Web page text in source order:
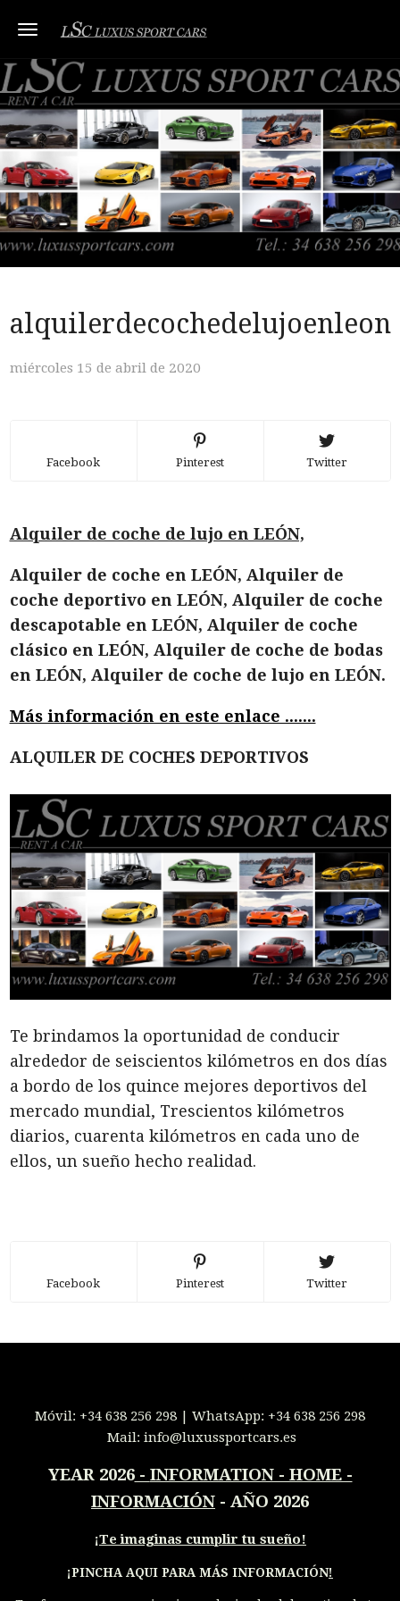
Toggle navigation
alquilerdecochedelujoenleon
miércoles 15 de abril de 2020
Facebook Pinterest Twitter
Alquiler de coche de lujo en LEÓN,
Alquiler de coche en LEÓN, Alquiler de
coche deportivo en LEÓN, Alquiler de coche
descapotable en LEÓN, Alquiler de coche
clásico en LEÓN, Alquiler de coche de bodas
en LEÓN, Alquiler de coche de lujo en LEÓN.
Más información en este enlace .......
ALQUILER DE COCHES DEPORTIVOS
Te brindamos la oportunidad de conducir
alrededor de seiscientos kilómetros en dos días
a bordo de los quince mejores deportivos del
mercado mundial, Trescientos kilómetros
diarios, cuarenta kilómetros en cada uno de
ellos, un sueño hecho realidad.
Facebook Pinterest Twitter
Móvil: +34 638 256 298 | WhatsApp: +34 638 256 298
Mail: info@luxussportcars.es
YEAR 2026- INFORMATION - HOME -
INFORMACIÓN - AÑO 2026
¡Te imaginas cumplir tu sueño!
¡PINCHA AQUI PARA MÁS INFORMACIÓN!